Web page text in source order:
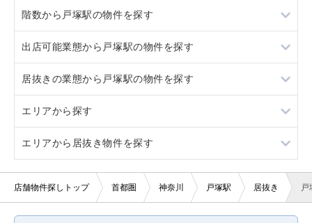
横浜
北鎌倉
東戸塚
横浜
北鎌倉
居抜き
スケルトン
ロードサイド物件
駐車場あり
看板取り付け可
20坪以下
階数から戸塚駅の物件を探す
1階
2階
3階以上
出店可能業態から戸塚駅の物件を探す
重飲食
軽飲食
バー・クラブ
美容室・理容室
居抜きの業態から戸塚駅の物件を探す
和食
クリニック
その他店舗物件
エリアから探す
東京23区
東京都下
エリアから居抜き物件を探す
東京23区
店舗物件探しトップ 首都圏 神奈川 戸塚駅 居抜き